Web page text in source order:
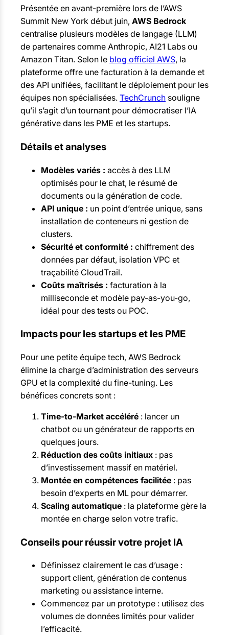
Présentée en avant-première lors de l’AWS
Summit New York début juin, AWS Bedrock
centralise plusieurs modèles de langage (LLM)
de partenaires comme Anthropic, AI21 Labs ou
Amazon Titan. Selon le blog officiel AWS, la
plateforme offre une facturation à la demande et
des API unifiées, facilitant le déploiement pour les
équipes non spécialisées. TechCrunch souligne
qu’il s’agit d’un tournant pour démocratiser l’IA
générative dans les PME et les startups.
Détails et analyses
Modèles variés : accès à des LLM
optimisés pour le chat, le résumé de
documents ou la génération de code.
API unique : un point d’entrée unique, sans
installation de conteneurs ni gestion de
clusters.
Sécurité et conformité : chiffrement des
données par défaut, isolation VPC et
traçabilité CloudTrail.
Coûts maîtrisés : facturation à la
milliseconde et modèle pay-as-you-go,
idéal pour des tests ou POC.
Impacts pour les startups et les PME
Pour une petite équipe tech, AWS Bedrock
élimine la charge d’administration des serveurs
GPU et la complexité du fine-tuning. Les
bénéfices concrets sont :
Time-to-Market accéléré : lancer un
chatbot ou un générateur de rapports en
quelques jours.
Réduction des coûts initiaux : pas
d’investissement massif en matériel.
Montée en compétences facilitée : pas
besoin d’experts en ML pour démarrer.
Scaling automatique : la plateforme gère la
montée en charge selon votre trafic.
Conseils pour réussir votre projet IA
Définissez clairement le cas d’usage :
support client, génération de contenus
marketing ou assistance interne.
Commencez par un prototype : utilisez des
volumes de données limités pour valider
l’efficacité.